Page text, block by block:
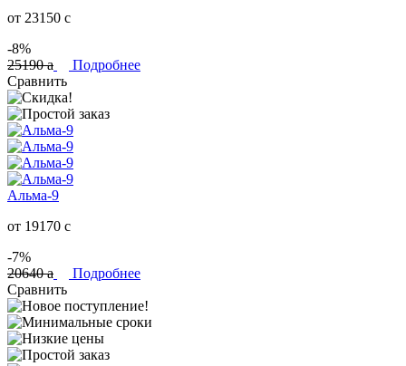
от 23150 c
-8%
25190a
Подробнее
Сравнить
Альма-9
от 19170 c
-7%
20640a
Подробнее
Сравнить